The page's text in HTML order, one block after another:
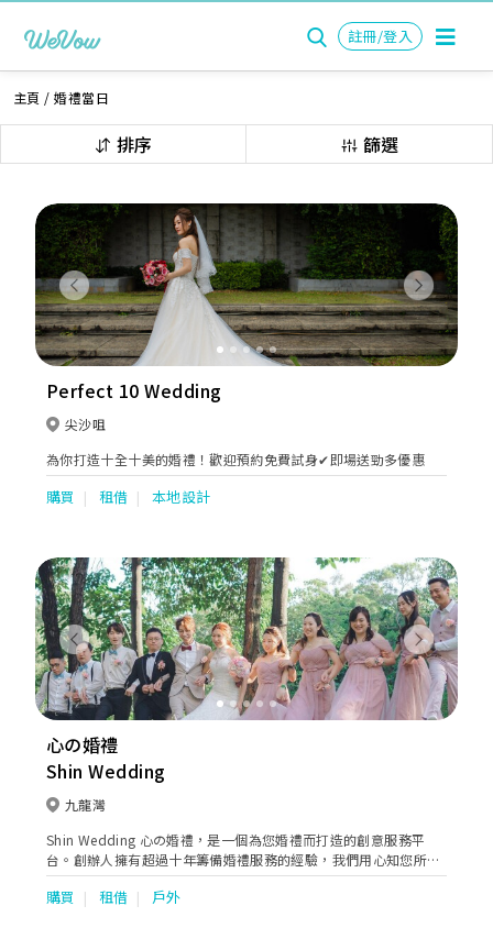
註冊/登入
主頁 /婚禮當日
排序 篩選
Previous Next
Perfect 10 Wedding
尖沙咀
為你打造十全十美的婚禮！歡迎預約免費試身✔即場送勁多優惠
購買 租借 本地設計
Previous Next
心の婚禮
Shin Wedding
九龍灣
Shin Wedding 心の婚禮，是一個為您婚禮而打造的創意服務平
台。創辦人擁有超過十年籌備婚禮服務的經驗，我們用心知您所
想，除了提供專業意見外，更為您搜索婚禮需要的每一個細節，務
求令每一對準新人可選擇到最合適和貼身的婚禮服務。
購買 租借 戶外